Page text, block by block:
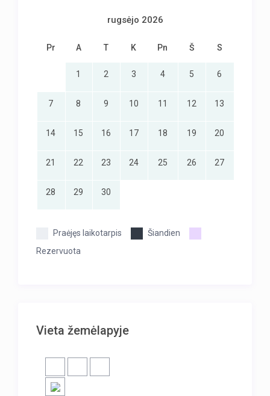
rugsėjo 2026
Pr A T K Pn Š S
1 2 3 4 5 6
7 8 9 10 11 12 13
14 15 16 17 18 19 20
21 22 23 24 25 26 27
28 29 30
Praėjęs laikotarpis
Šiandien
Rezervuota
Vieta žemėlapyje